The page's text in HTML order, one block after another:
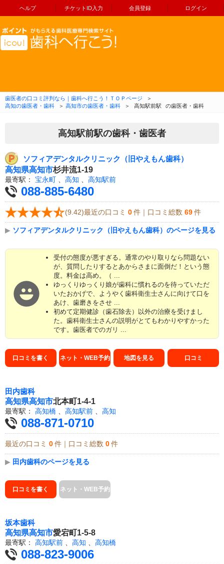
ヘルプ チケットID入力 会員登録 ログイン
コンテンツへ移動
歯医者の口コミ評判なら｜歯科へ行こう！ＴＯＰページ
＞
高知の歯医者・歯科
＞ 高知市の歯医者・歯科 ＞ 高知駅前駅 の歯医者・歯科
高知駅前駅の歯科・歯医者
ソフィアデンタルクリニック（旧やえもん歯科）
高知県高知市杉井流1-19
最寄駅： 宝永町 高知 高知駅前
088-885-6480
(9.42)最近の口コミ 0 件｜口コミ総数 69 件
▶ ソフィアデンタルクリニック（旧やえもん歯科）のページを見る
受付の態度が悪すぎる。通常のやり取りなら問題ない
が、質問したりするとあからさまに面倒だ！という態
度。料金は高め。（ ...
ゆっくりゆっくり娘が歯科に慣れるのを待っていただ
いたおかげで、ようやく歯科衛生士さんに向けて口を
あけ、歯磨きをさせ ...
初めて定期健診（歯石除去）以外の治療を受けまし
た。歯科衛生士さんの説明がとてもわかりやすかった
です。歯医者でのガリ ...
口コミを書く ネット・WEB予約 地図を見る 口コミ
田内歯科
高知県高知市北本町1-4-1
最寄駅： 高知橋 、 高知駅前 、 高知
088-871-0710
最近の口コミ 0 件｜口コミ総数 0 件
▶ 田内歯科のページを見る
口コミを書く ネット・WEB予約
坂本歯科
高知県高知市愛宕町1-5-8
最寄駅： 高知駅前 高知 高知橋
088-823-9006